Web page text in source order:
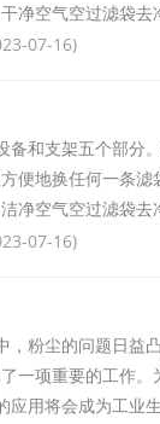
净空气空过滤袋
07-16)
和支架五个部分
便地换任何一条
净空气空过滤袋
07-16)
粉尘的问题日益
一项重要的工作
应用将会成为工业